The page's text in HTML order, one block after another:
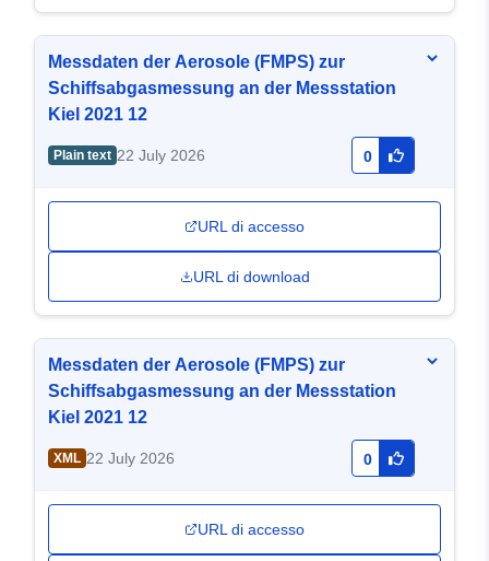
Messdaten der Aerosole (FMPS) zur
Schiffsabgasmessung an der Messstation
Kiel 2021 12
Plain text 22 July 2026 0
URL di accesso
URL di download
Messdaten der Aerosole (FMPS) zur
Schiffsabgasmessung an der Messstation
Kiel 2021 12
XML 22 July 2026 0
URL di accesso